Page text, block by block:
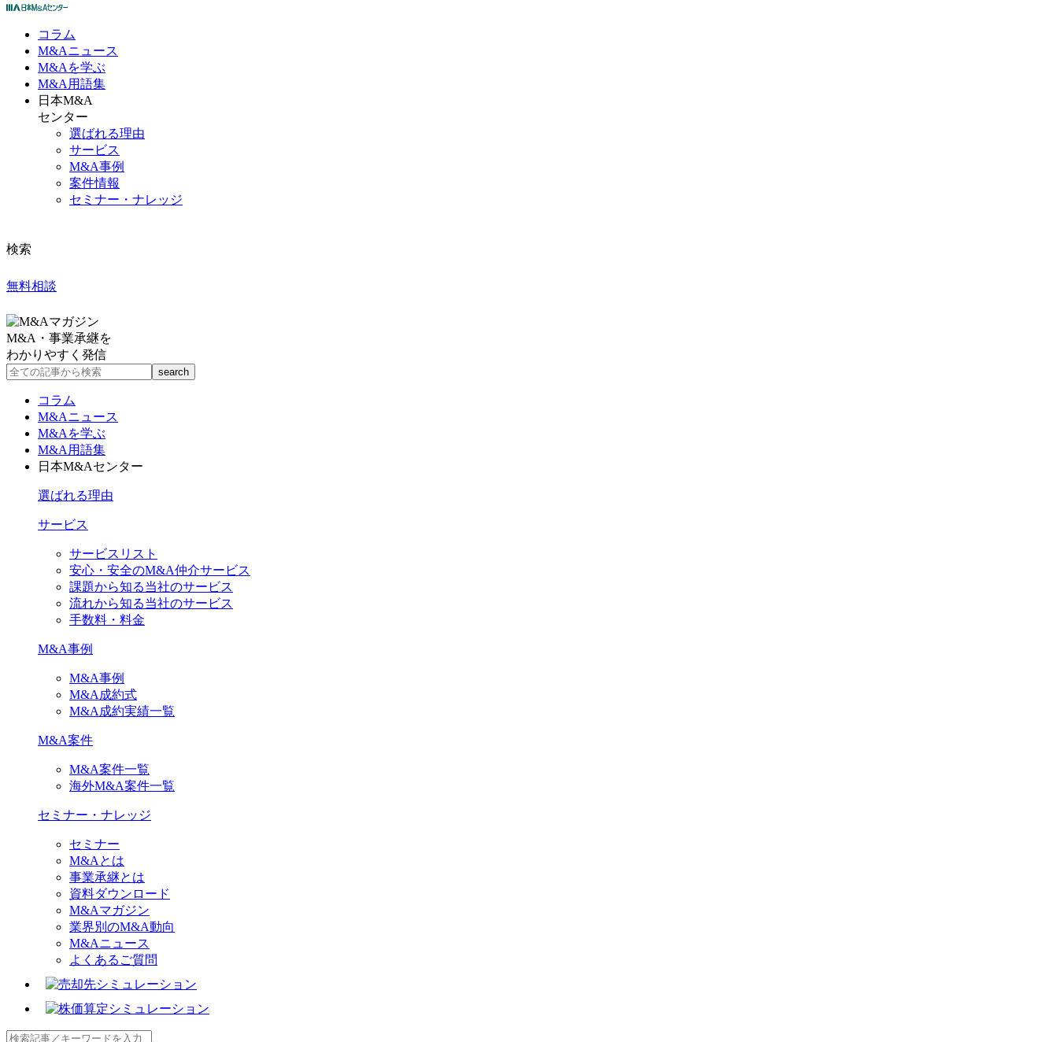
コラム
M&Aニュース
M&Aを学ぶ
M&A 用語集
日本M&A
センター
選ばれる理由
サービス
M&A事例
案件情報
セミナー・ナレッジ
検索
無料相談
M&A・事業承継を
わかりやすく発信
コラム
M&Aニュース
M&Aを学ぶ
M&A用語集
日本M&Aセンター
選ばれる理由
サービス
サービスリスト
安心・安全のM&A仲介サービス
課題から知る当社のサービス
流れから知る当社のサービス
手数料・料金
M&A事例
M&A事例
M&A成約式
M&A成約実績一覧
M&A案件
M&A案件一覧
海外M&A案件一覧
セミナー・ナレッジ
セミナー
M&Aとは
事業承継とは
資料ダウンロード
M&Aマガジン
業界別のM&A動向
M&Aニュース
よくあるご質問